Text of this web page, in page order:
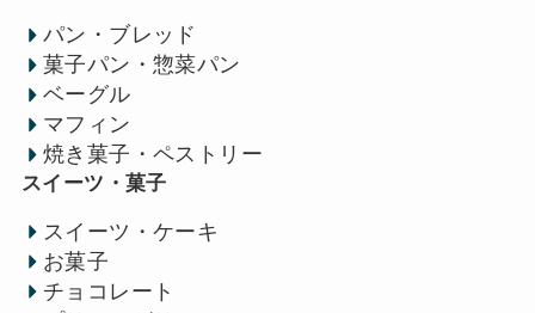
パン・ブレッド
菓子パン・惣菜パン
ベーグル
マフィン
焼き菓子・ペストリー
スイーツ・菓子
スイーツ・ケーキ
お菓子
チョコレート